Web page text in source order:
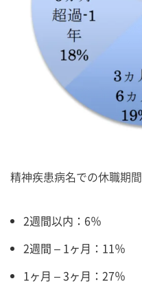
精神疾患病名での休職期
2週間以内：6％
2週間 – 1ヶ月：11％
1ヶ月 – 3ヶ月：27％